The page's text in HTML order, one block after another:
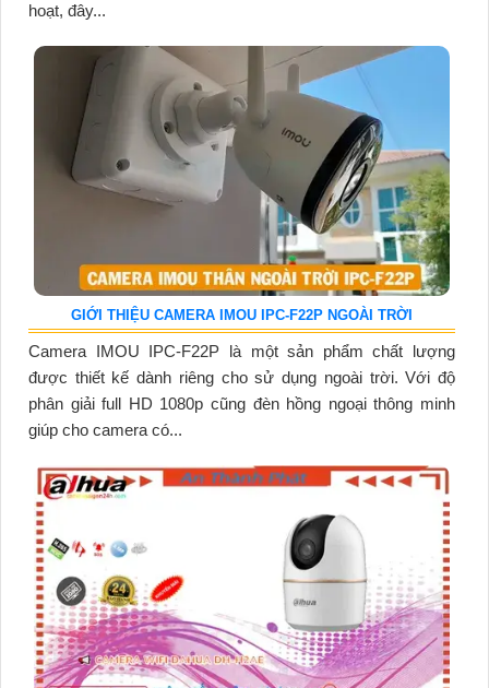
hoạt, đây...
GIỚI THIỆU CAMERA IMOU IPC-F22P NGOÀI TRỜI
Camera IMOU IPC-F22P là một sản phẩm chất lượng
được thiết kế dành riêng cho sử dụng ngoài trời. Với độ
phân giải full HD 1080p cũng đèn hồng ngoại thông minh
giúp cho camera có...